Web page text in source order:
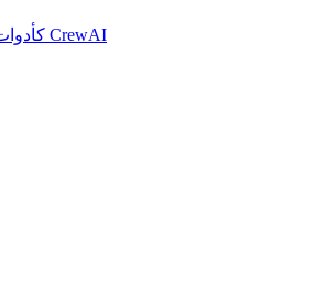
خوادم MCP كأدوات في CrewAI